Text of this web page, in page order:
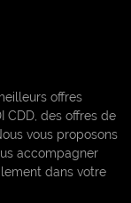
offres
CDD, des offres de
vous proposons
accompagner
dans votre